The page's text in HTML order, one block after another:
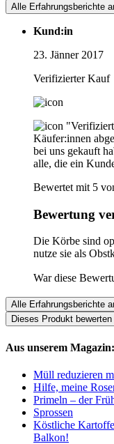
Alle Erfahrungsberichte
Kund:in
23. Jänner 2017
Verifizierter Kauf
Käufer:innen
bei uns gekauft
alle, die ein
Bewertet mit 5
Bewertung
Die Körbe sind
nutze sie als
War diese
Alle Erfahrungsberichte
Dieses Produkt bewerten
Aus unserem Magazin:
Müll reduzieren
Hilfe, meine
Primeln – der
Sprossen
Köstliche
Balkon!